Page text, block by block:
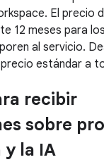
El precio
12 meses para
al servicio.
estándar a
recibir
sobre
la IA